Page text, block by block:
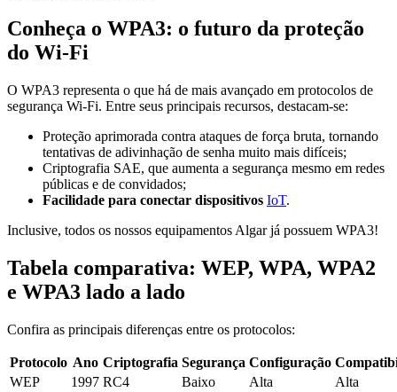
Conheça o WPA3: o futuro da proteção
do Wi-Fi
O WPA3 representa o que há de mais avançado em protocolos de
segurança Wi-Fi. Entre seus principais recursos, destacam-se:
Proteção aprimorada contra ataques de força bruta, tornando
tentativas de adivinhação de senha muito mais difíceis;
Criptografia SAE, que aumenta a segurança mesmo em redes
públicas e de convidados;
Facilidade para conectar dispositivos IoT.
Inclusive, todos os nossos equipamentos Algar já possuem WPA3!
Tabela comparativa: WEP, WPA, WPA2
e WPA3 lado a lado
Confira as principais diferenças entre os protocolos:
Protocolo Ano Criptografia Segurança Configuração
WEP
1997 RC4 Baixo Alta
Alta